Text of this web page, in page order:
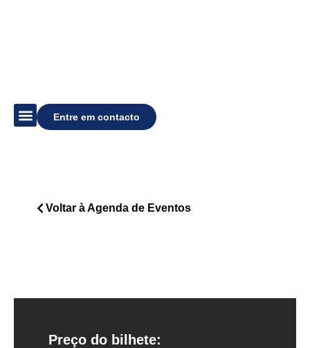
Entre em contacto
Voltar à Agenda de Eventos
Preço do bilhete: